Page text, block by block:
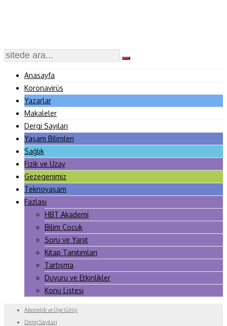
Anasayfa
Koronavirüs
Yazarlar
Makaleler
Dergi Sayıları
Yaşam Bilimleri
Sağlık
Fizik ve Uzay
Gezegenimiz
Teknoyaşam
Fazlası
HBT Akademi
Bilim Çocuk
Soru ve Yanıt
Kitap Tanıtımları
Tartışma
Duyuru ve Etkinlikler
Konu Listesi
Abonelik ve Üye Girişi
Dergi Sayıları